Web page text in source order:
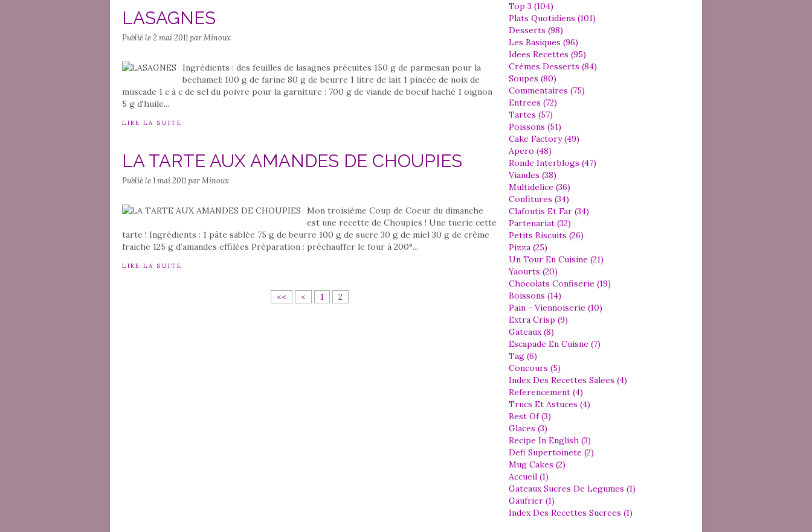
LASAGNES
Publié le2 mai 2011par Minoux
Ingrédients : des feuilles de lasagnes précuites 150 g de parmesan pour la
bechamel: 100 g de farine 80 g de beurre 1 litre de lait 1 pincée de noix de
muscade 1 c à c de sel du poivre pour la garniture : 700 g de viande de boeuf haché 1 oignon
5 g d'huile...
LIRE LA SUITE
LA TARTE AUX AMANDES DE CHOUPIES
Publié le1 mai 2011par Minoux
Mon troisième Coup de Coeur du dimanche
est une recette de Choupies ! Une tuerie cette
tarte ! Ingrédients : 1 pâte sablée 75 g de beurre 100 g de sucre 30 g de miel 30 g de crème
fraiche 125 g d’amandes effilées Préparation : préchauffer le four à 200°...
LIRE LA SUITE
<< < 1 2
Top 3 (104)
Plats Quotidiens (101)
Desserts (98)
Les Basiques (96)
Idees Recettes (95)
Crèmes Desserts (84)
Soupes (80)
Commentaires (75)
Entrees (72)
Tartes (57)
Poissons (51)
Cake Factory (49)
Apero (48)
Ronde Interblogs (47)
Viandes (38)
Multidelice (36)
Confitures (34)
Clafoutis Et Far (34)
Partenariat (32)
Petits Biscuits (26)
Pizza (25)
Un Tour En Cuisine (21)
Yaourts (20)
Chocolats Confiserie (19)
Boissons (14)
Pain - Viennoiserie (10)
Extra Crisp (9)
Gateaux (8)
Escapade En Cuisne (7)
Tag (6)
Concours (5)
Index Des Recettes Salees (4)
Referencement (4)
Trucs Et Astuces (4)
Best Of (3)
Glaces (3)
Recipe In English (3)
Defi Supertoinete (2)
Mug Cakes (2)
Accueil (1)
Gateaux Sucres De Legumes (1)
Gaufrier (1)
Index Des Recettes Sucrees (1)